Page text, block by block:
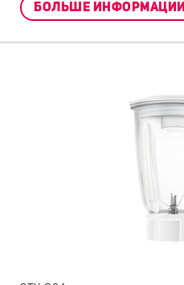
БОЛЬШЕ ИНФОРМАЦИИ